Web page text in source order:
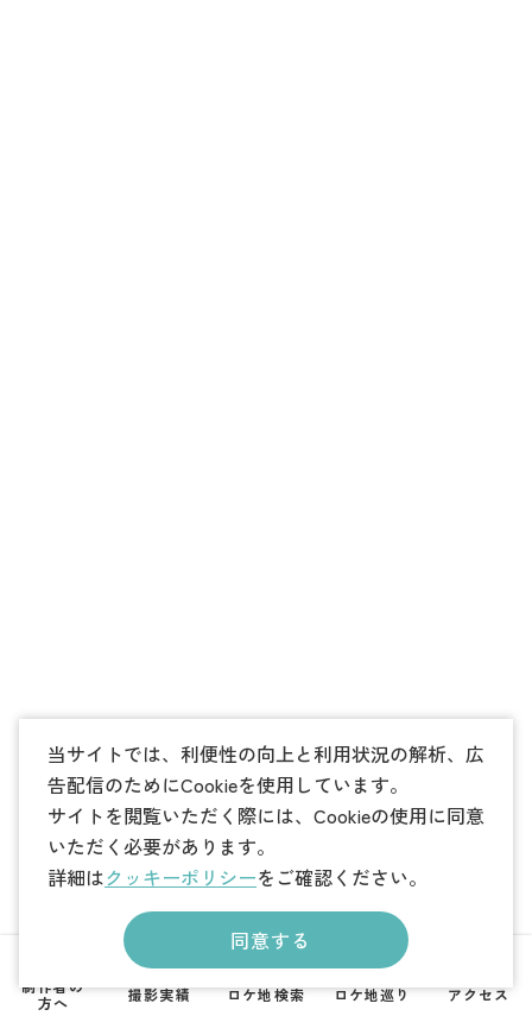
当サイトでは、利便性の向上と利用状況の解析、広
告配信のためにCookieを使用しています。
サイトを閲覧いただく際には、Cookieの使用に同意
いただく必要があります。
詳細はクッキーポリシーをご確認ください。
同意する